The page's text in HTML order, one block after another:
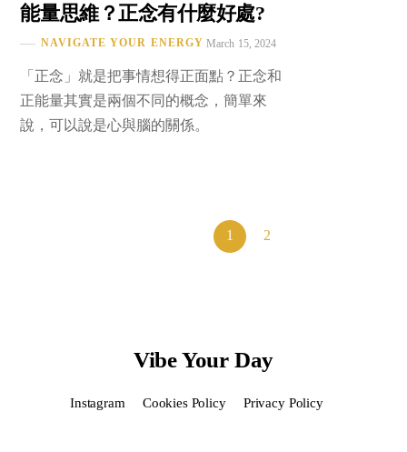
能量思維？正念有什麼好處?
NAVIGATE YOUR ENERGY March 15, 2024
「正念」就是把事情想得正面點？正念和
正能量其實是兩個不同的概念，簡單來
說，可以說是心與腦的關係。
1 2
Vibe Your Day
Instagram Cookies Policy Privacy Policy